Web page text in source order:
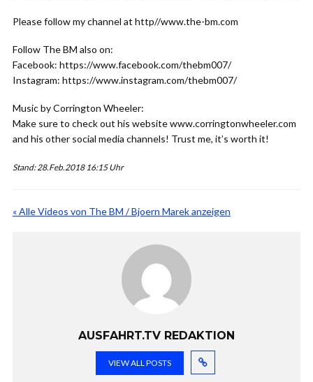
Please follow my channel at http//www.the-bm.com
Follow The BM also on:
Facebook: https://www.facebook.com/thebm007/
Instagram: https://www.instagram.com/thebm007/
Music by Corrington Wheeler:
Make sure to check out his website www.corringtonwheeler.com
and his other social media channels! Trust me, it’s worth it!
Stand: 28.Feb.2018 16:15 Uhr
« Alle Videos von The BM / Bjoern Marek anzeigen
AUSFAHRT.TV REDAKTION
VIEW ALL POSTS